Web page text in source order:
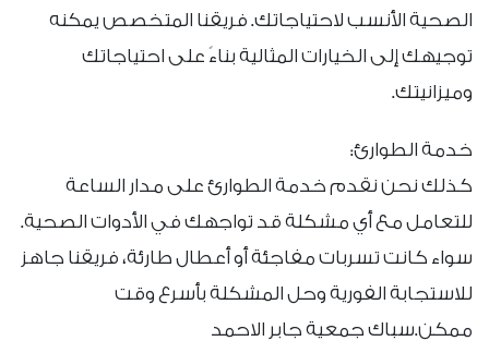
الصحية الأنسب لاحتياجاتك. فريقنا المتخصص يمكنه
توجيهك إلى الخيارات المثالية بناءً على احتياجاتك
وميزانيتك.
خدمة الطوارئ:
كذلك نحن نقدم خدمة الطوارئ على مدار الساعة
للتعامل مع أي مشكلة قد تواجهك في الأدوات الصحية.
سواء كانت تسربات مفاجئة أو أعطال طارئة، فريقنا جاهز
للاستجابة الفورية وحل المشكلة بأسرع وقت
ممكن.سباك جمعية جابر الاحمد